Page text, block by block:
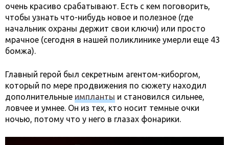
очень красиво срабатывают. Есть с кем поговорить,
чтобы узнать что-нибудь новое и полезное (где
начальник охраны держит свои ключи) или просто
мрачное (сегодня в нашей поликлинике умерли еще 43
бомжа).
Главный герой был секретным агентом-киборгом,
который по мере продвижения по сюжету находил
дополнительные импланты и становился сильнее,
ловчее и умнее. Он из тех, кто носит темные очки
ночью, потому что у него в глазах фонарики.